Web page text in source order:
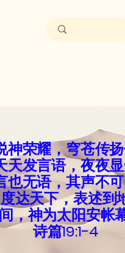
神荣耀，穹苍传扬
天发言语，夜夜
也无语，其声不
达天下，表述到
，神为太阳安帐
诗篇19:1-4